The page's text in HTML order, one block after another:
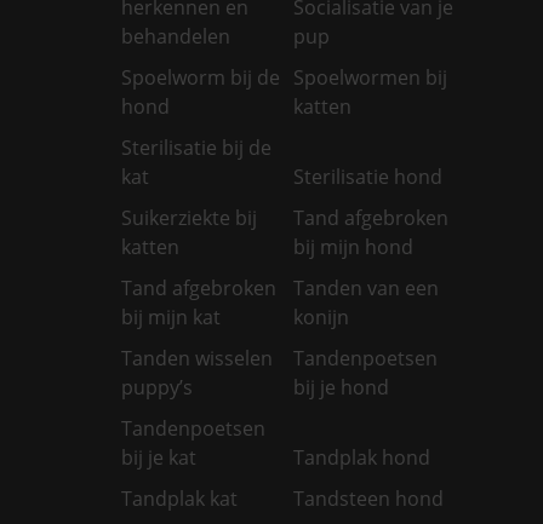
herkennen en
behandelen
Socialisatie van je
pup
Spoelworm bij de
hond
Spoelwormen bij
katten
Sterilisatie bij de
kat
Sterilisatie hond
Suikerziekte bij
katten
Tand afgebroken
bij mijn hond
Tand afgebroken
bij mijn kat
Tanden van een
konijn
Tanden wisselen
puppy’s
Tandenpoetsen
bij je hond
Tandenpoetsen
bij je kat
Tandplak hond
Tandplak kat
Tandsteen hond